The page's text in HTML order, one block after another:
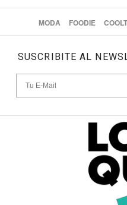
MODA FOODIE
SUSCRIBITE AL